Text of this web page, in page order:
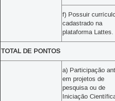
f) Possuir
cadastrado na
plataforma Lattes.
TOTAL DE PONTOS
a) Participação
em projetos de
pesquisa ou de
Iniciação